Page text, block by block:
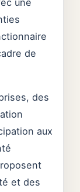
une
de
des
aux
et des